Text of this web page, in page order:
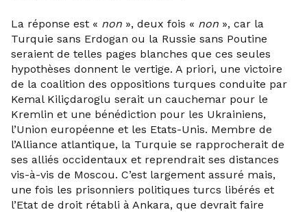
La réponse est « non », deux fois « non », car la
Turquie sans Erdogan ou la Russie sans Poutine
seraient de telles pages blanches que ces seules
hypothèses donnent le vertige. A priori, une victoire
de la coalition des oppositions turques conduite par
Kemal Kiliçdaroglu serait un cauchemar pour le
Kremlin et une bénédiction pour les Ukrainiens,
l’Union européenne et les Etats-Unis. Membre de
l’Alliance atlantique, la Turquie se rapprocherait de
ses alliés occidentaux et reprendrait ses distances
vis-à-vis de Moscou. C’est largement assuré mais,
une fois les prisonniers politiques turcs libérés et
l’Etat de droit rétabli à Ankara, que devrait faire